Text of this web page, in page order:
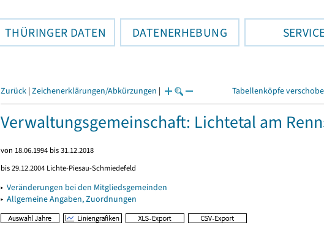
THÜRINGER DATEN DATENERHEBUNG
Zurück | Zeichenerklärungen/Abkürzungen | Tabellenköpfe
Verwaltungsgemeinschaft: Lichtetal am
von 18.06.1994 bis 31.12.2018
bis 29.12.2004 Lichte-Piesau-Schmiedefeld
▸ Veränderungen bei den Mitgliedsgemeinden
▸ Allgemeine Angaben, Zuordnungen